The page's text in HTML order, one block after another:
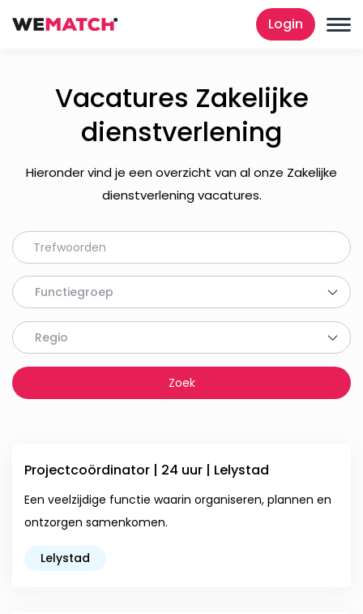
Login
Vacatures Zakelijke
dienstverlening
Hieronder vind je een overzicht van al onze Zakelijke
dienstverlening vacatures.
Functiegroep
Regio
Projectcoördinator | 24 uur | Lelystad
Een veelzijdige functie waarin organiseren, plannen en
ontzorgen samenkomen.
Lelystad